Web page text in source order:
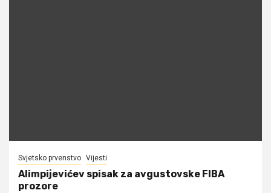
Svjetsko prvenstvo Vijesti
Alimpijevićev spisak za avgustovske FIBA
prozore